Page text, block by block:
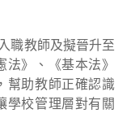
職教師及擬晉升至
》、《基本法》
幫助教師正確認識
學校管理層對有關